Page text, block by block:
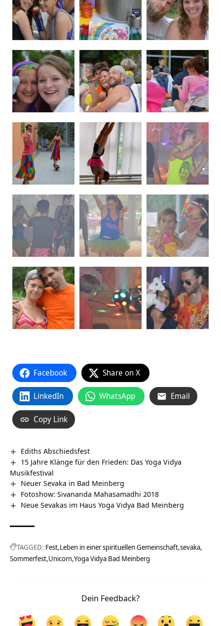
Facebook Share on X
LinkedIn WhatsApp Email
Copy Link
Ediths Abschiedsfest
15 Jahre Klänge für den Frieden: Das Yoga Vidya
Musikfestival
Neuer Sevaka in Bad Meinberg
Fotoshow: Sivananda Mahasamadhi 2018
Neue Sevakas im Haus Yoga Vidya Bad Meinberg
TAGGED: Fest Leben in einer spirituellen Gemeinschaft sevaka
Sommerfest Unicorn Yoga Vidya Bad Meinberg
Dein Feedback?